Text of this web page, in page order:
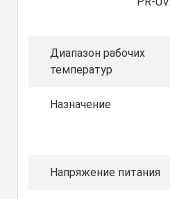
Диапазон рабочих
температур
Назначение
Напряжение питания